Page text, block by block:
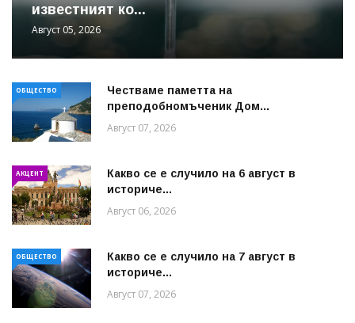
известният ко...
Август 05, 2026
ОБЩЕСТВО
Честваме паметта на
преподобномъченик Дом...
Август 07, 2026
АКЦЕНТ
Какво се е случило на 6 август в
историче...
Август 06, 2026
ОБЩЕСТВО
Какво се е случило на 7 август в
историче...
Август 07, 2026